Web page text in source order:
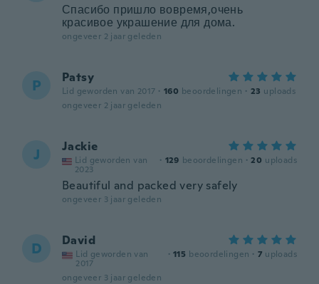
Спасибо пришло вовремя,очень
красивое украшение для дома.
ongeveer 2 jaar geleden
P Patsy
Lid geworden van 2017 · 160 beoordelingen · 23 uploads
ongeveer 2 jaar geleden
J Jackie
Lid geworden van
2023
· 129 beoordelingen · 20 uploads
Beautiful and packed very safely
ongeveer 3 jaar geleden
D David
Lid geworden van
2017
· 115 beoordelingen · 7 uploads
ongeveer 3 jaar geleden